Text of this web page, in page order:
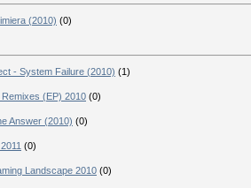
(2010) (0)
- System Failure (2010) (1)
(EP) 2010 (0)
Answer (2010) (0)
(0)
Landscape 2010 (0)